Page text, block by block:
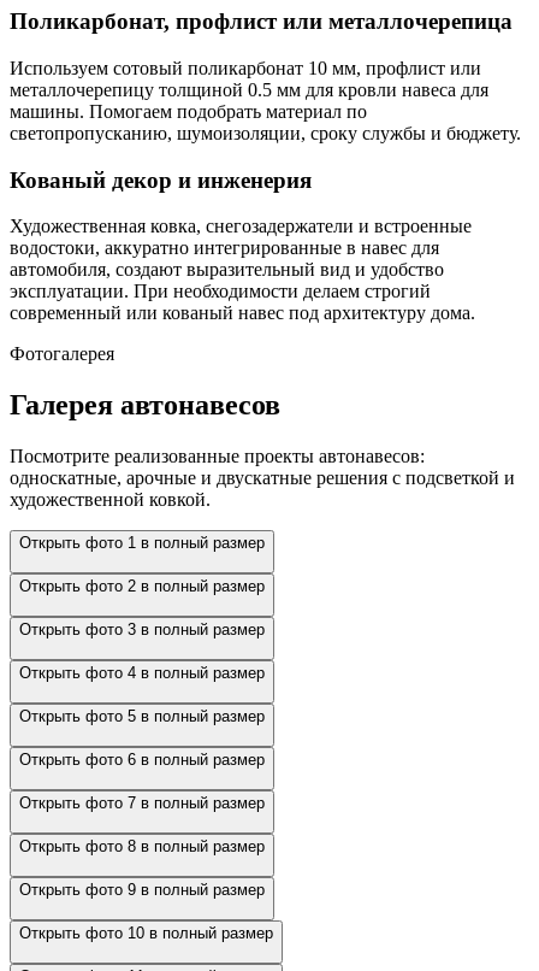
Поликарбонат, профлист или металлочерепица
Используем сотовый поликарбонат 10 мм, профлист или
металлочерепицу толщиной 0.5 мм для кровли навеса для
машины. Помогаем подобрать материал по
светопропусканию, шумоизоляции, сроку службы и бюджету.
Кованый декор и инженерия
Художественная ковка, снегозадержатели и встроенные
водостоки, аккуратно интегрированные в навес для
автомобиля, создают выразительный вид и удобство
эксплуатации. При необходимости делаем строгий
современный или кованый навес под архитектуру дома.
Фотогалерея
Галерея автонавесов
Посмотрите реализованные проекты автонавесов:
односкатные, арочные и двускатные решения с подсветкой и
художественной ковкой.
Открыть фото 1 в полный размер
Открыть фото 2 в полный размер
Открыть фото 3 в полный размер
Открыть фото 4 в полный размер
Открыть фото 5 в полный размер
Открыть фото 6 в полный размер
Открыть фото 7 в полный размер
Открыть фото 8 в полный размер
Открыть фото 9 в полный размер
Открыть фото 10 в полный размер